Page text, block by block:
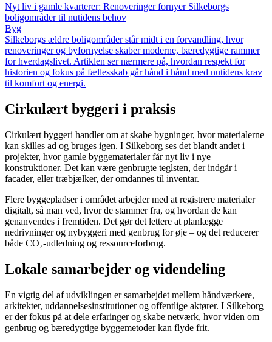
Nyt liv i gamle kvarterer: Renoveringer fornyer Silkeborgs
boligområder til nutidens behov
Byg
Silkeborgs ældre boligområder står midt i en forvandling, hvor
renoveringer og byfornyelse skaber moderne, bæredygtige rammer
for hverdagslivet. Artiklen ser nærmere på, hvordan respekt for
historien og fokus på fællesskab går hånd i hånd med nutidens krav
til komfort og energi.
Cirkulært byggeri i praksis
Cirkulært byggeri handler om at skabe bygninger, hvor materialerne
kan skilles ad og bruges igen. I Silkeborg ses det blandt andet i
projekter, hvor gamle byggematerialer får nyt liv i nye
konstruktioner. Det kan være genbrugte teglsten, der indgår i
facader, eller træbjælker, der omdannes til inventar.
Flere byggepladser i området arbejder med at registrere materialer
digitalt, så man ved, hvor de stammer fra, og hvordan de kan
genanvendes i fremtiden. Det gør det lettere at planlægge
nedrivninger og nybyggeri med genbrug for øje – og det reducerer
både CO₂-udledning og ressourceforbrug.
Lokale samarbejder og videndeling
En vigtig del af udviklingen er samarbejdet mellem håndværkere,
arkitekter, uddannelsesinstitutioner og offentlige aktører. I Silkeborg
er der fokus på at dele erfaringer og skabe netværk, hvor viden om
genbrug og bæredygtige byggemetoder kan flyde frit.